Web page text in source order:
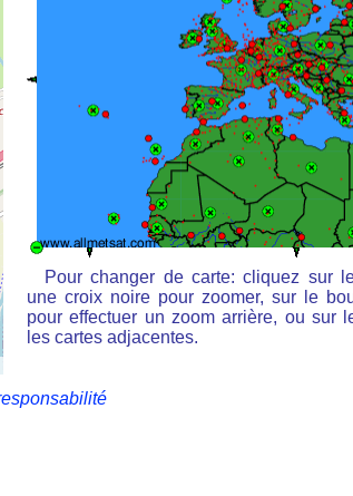
Pour changer de carte: cliquez sur
une croix noire pour zoomer, sur le
pour effectuer un zoom arrière, ou sur
les cartes adjacentes.